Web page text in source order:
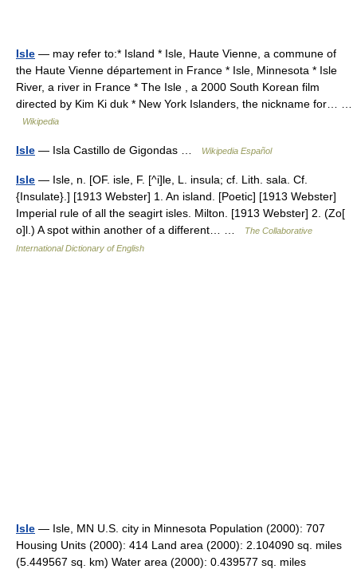
Isle — may refer to:* Island * Isle, Haute Vienne, a commune of
the Haute Vienne département in France * Isle, Minnesota * Isle
River, a river in France * The Isle , a 2000 South Korean film
directed by Kim Ki duk * New York Islanders, the nickname for… …
Wikipedia
Isle — Isla Castillo de Gigondas … Wikipedia Español
Isle — Isle, n. [OF. isle, F. [^i]le, L. insula; cf. Lith. sala. Cf.
{Insulate}.] [1913 Webster] 1. An island. [Poetic] [1913 Webster]
Imperial rule of all the seagirt isles. Milton. [1913 Webster] 2. (Zo[
o]l.) A spot within another of a different… …
The Collaborative
International Dictionary of English
Isle — Isle, MN U.S. city in Minnesota Population (2000): 707
Housing Units (2000): 414 Land area (2000): 2.104090 sq. miles
(5.449567 sq. km) Water area (2000): 0.439577 sq. miles